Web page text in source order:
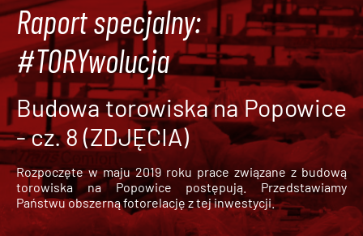
Raport specjalny:
#TORYwolucja
Budowa torowiska na Popowice
- cz. 8 (ZDJĘCIA)
Rozpoczęte w maju 2019 roku prace związane z budową
torowiska na Popowice
postępują. Przedstawiamy
Państwu obszerną fotorelację z tej inwestycji.